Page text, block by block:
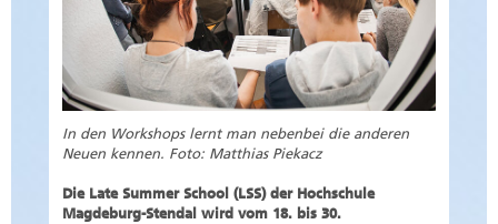
In den Workshops lernt man nebenbei die anderen
Neuen kennen. Foto: Matthias Piekacz
Die Late Summer School (LSS) der Hochschule
Magdeburg-Stendal wird vom 18. bis 30.